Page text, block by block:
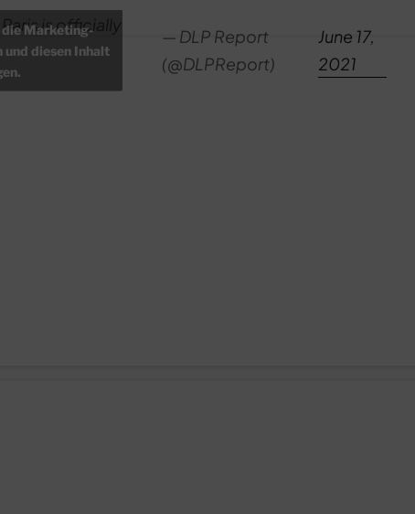
is officially
— DLP Report
(@DLPReport)
June 17,
2021
Marketing-
und diesen Inhalt